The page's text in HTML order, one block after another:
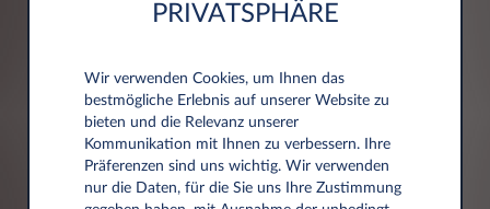
Adressdaten
Postleitzahl*
PRIVATSPHÄRE
Wir verwenden Cookies, um Ihnen das
bestmögliche Erlebnis auf unserer Website zu
bieten und die Relevanz unserer
Kommunikation mit Ihnen zu verbessern. Ihre
Präferenzen sind uns wichtig. Wir verwenden
nur die Daten, für die Sie uns Ihre Zustimmung